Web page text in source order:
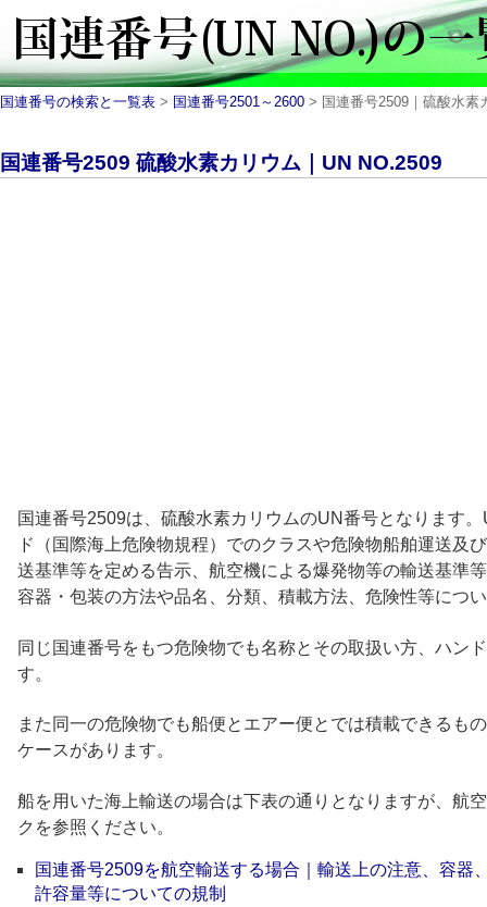
国連番号の検索と一覧表 > 国連番号2501～2600 > 国連番号2509｜硫酸水素
国連番号2509 硫酸水素カリウム｜UN NO.2509
国連番号2509は、硫酸水素カリウムのUN番号となります
ド（国際海上危険物規程）でのクラスや危険物船舶運送及
送基準等を定める告示、航空機による爆発物等の輸送基準
容器・包装の方法や品名、分類、積載方法、危険性等につ
同じ国連番号をもつ危険物でも名称とその取扱い方、ハン
す。
また同一の危険物でも船便とエアー便とでは積載できるも
ケースがあります。
船を用いた海上輸送の場合は下表の通りとなりますが、航
クを参照ください。
国連番号2509を航空輸送する場合｜輸送上の注意、容器
許容量等についての規制